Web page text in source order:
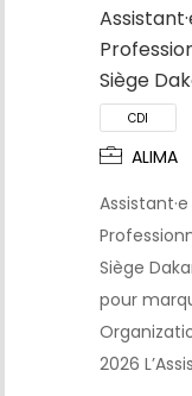
Siège
ALIMA
Siège
pour
2026